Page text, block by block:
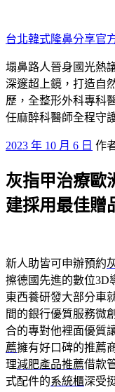
至
主
要
內
容
台北韓式隆鼻分享官
塌鼻路人晉身國光熱
深邃超上鏡，打造自
歷，全整形外科專科
任麻醉科醫師全程守
發
於
2023 年 10 月 6 日 作
灰指甲治療歐
建採用最佳贈
新人助皆可申辦預約
擦德國先進的數位3D
東西養研發大部分車
間的銀行優質服務微
合的專對他裡面優質
薦擁有好口碑的推薦
理減肥產品推薦借款
式配件的系統櫃深受